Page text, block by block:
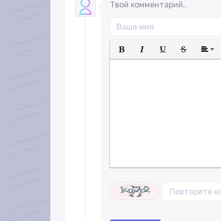
Твой комментарий..
Полужирный
Курсив